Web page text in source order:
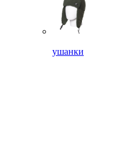
ушанки